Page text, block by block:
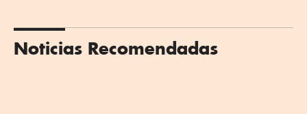
Noticias Recomendadas